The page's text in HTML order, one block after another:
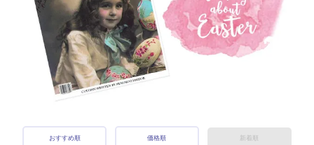
おすすめ順 価格順 新着順